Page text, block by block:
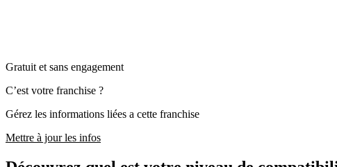
Gratuit et sans engagement
C’est votre franchise ?
Gérez les informations liées a cette franchise
Mettre à jour les infos